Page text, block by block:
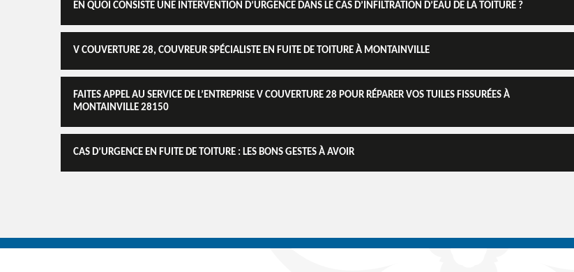
EN QUOI CONSISTE UNE INTERVENTION D’URGENCE DANS LE CAS D’INFILTRATION D’EAU DE LA TOITURE ?
V COUVERTURE 28, COUVREUR SPÉCIALISTE EN FUITE DE TOITURE À MONTAINVILLE
FAITES APPEL AU SERVICE DE L’ENTREPRISE V COUVERTURE 28 POUR RÉPARER VOS TUILES FISSURÉES À
MONTAINVILLE 28150
CAS D’URGENCE EN FUITE DE TOITURE : LES BONS GESTES À AVOIR